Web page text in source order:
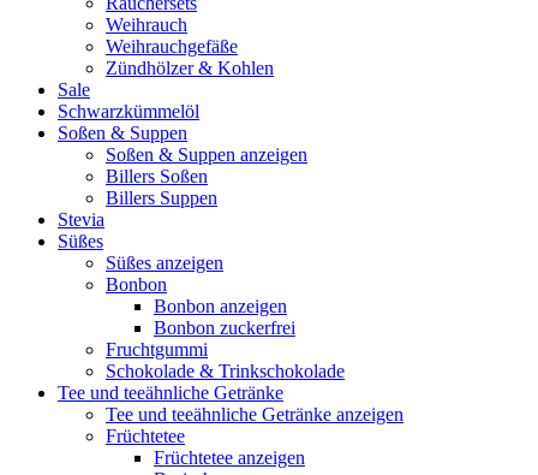
Weihrauch
Weihrauchgefäße
Zündhölzer & Kohlen
Sale
Schwarzkümmelöl
Soßen & Suppen
Soßen & Suppen anzeigen
Billers Soßen
Billers Suppen
Stevia
Süßes
Süßes anzeigen
Bonbon
Bonbon anzeigen
Bonbon zuckerfrei
Fruchtgummi
Schokolade & Trinkschokolade
Tee und teeähnliche Getränke
Tee und teeähnliche Getränke anzeigen
Früchtetee
Früchtetee anzeigen